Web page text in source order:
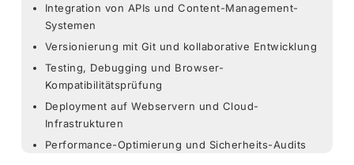
Integration von APIs und Content-Management-
Systemen
Versionierung mit Git und kollaborative Entwicklung
Testing, Debugging und Browser-
Kompatibilitätsprüfung
Deployment auf Webservern und Cloud-
Infrastrukturen
Performance-Optimierung und Sicherheits-Audits